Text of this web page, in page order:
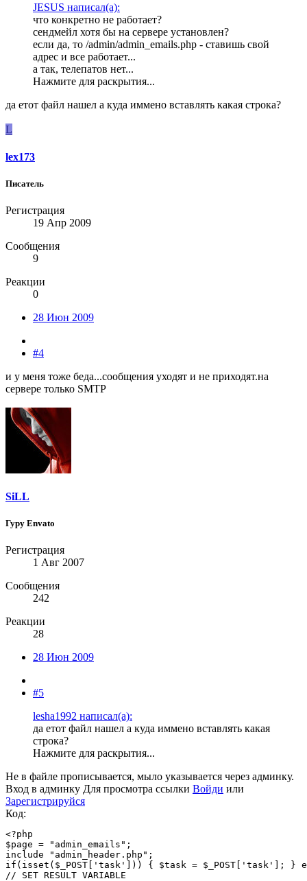
JESUS написал(а):
что конкретно не работает?
сендмейл хотя бы на сервере установлен?
если да, то /admin/admin_emails.php - ставишь свой
адрес и все работает...
а так, телепатов нет...
Нажмите для раскрытия...
да етот файл нашел а куда иммено вставлять какая строка?
L
lex173
Писатель
Регистрация
19 Апр 2009
Сообщения
9
Реакции
0
28 Июн 2009
#4
и у меня тоже беда...сообщения уходят и не приходят.на
сервере только SMTP
SiLL
Гуру Envato
Регистрация
1 Авг 2007
Сообщения
242
Реакции
28
28 Июн 2009
#5
lesha1992 написал(а):
да етот файл нашел а куда иммено вставлять какая
строка?
Нажмите для раскрытия...
Не в файле прописывается, мыло указывается через админку.
Вход в админку Для просмотра ссылки Войди или
Зарегистрируйся
Код:
<?php
$page = "admin_emails";
include "admin_header.php";
if(isset($_POST['task'])) { $task = $_POST['task']; }
// SET RESULT VARIABLE